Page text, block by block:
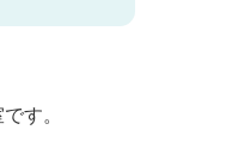
す。